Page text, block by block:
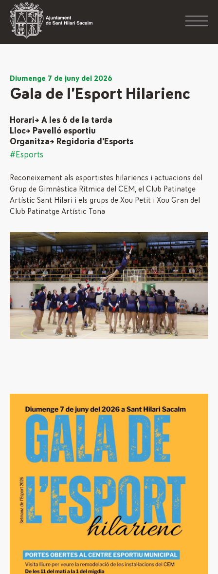
Diumenge 7 de juny del 2026
Gala de l’Esport Hilarienc
Horari→ A les 6 de la tarda
Lloc→ Pavelló esportiu
Organitza→ Regidoria d'Esports
#Esports
Reconeixement als esportistes hilariencs i actuacions del
Grup de Gimnàstica Rítmica del CEM, el Club Patinatge
Artístic Sant Hilari i els grups de Xou Petit i Xou Gran del
Club Patinatge Artístic Tona